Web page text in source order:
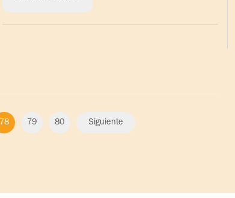
78 79 80 Siguiente